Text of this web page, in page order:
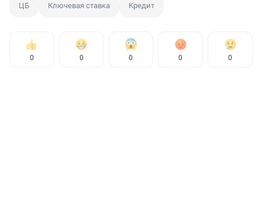
ЦБ Ключевая ставка Кредит
0 0 0 0 0